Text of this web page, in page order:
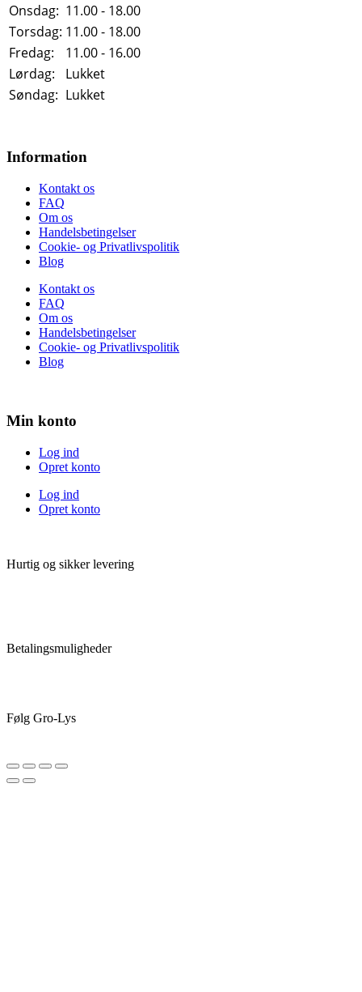
Onsdag: 11.00 - 18.00
Torsdag: 11.00 - 18.00
Fredag:
11.00 - 16.00
Lørdag:
Lukket
Søndag: Lukket
Information
Kontakt os
FAQ
Om os
Handelsbetingelser
Cookie- og Privatlivspolitik
Blog
Kontakt os
FAQ
Om os
Handelsbetingelser
Cookie- og Privatlivspolitik
Blog
Min konto
Log ind
Opret konto
Log ind
Opret konto
Hurtig og sikker levering
Betalingsmuligheder
Følg Gro-Lys